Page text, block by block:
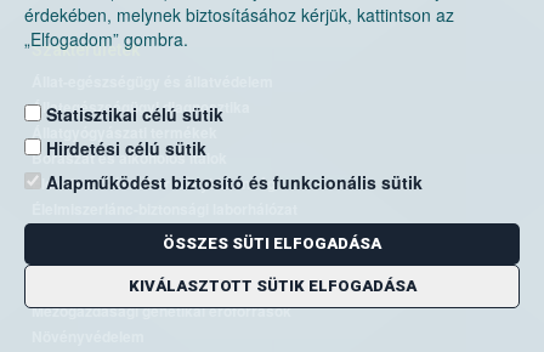
érdekében, melynek biztosításához kérjük, kattintson az
„Elfogadom” gombra.
Statisztikai célú sütik
Hirdetési célú sütik
Alapműködést biztosító és funkcionális sütik
ÖSSZES SÜTI ELFOGADÁSA
KIVÁLASZTOTT SÜTIK ELFOGADÁSA
Szakterületek
Állategészségügyi diagnosztika
Borászat és alkoholos italok
Élelmiszer- és takarmánybiztonság
Kockázatkezelés
Mezőgazdasági genetikai erőforrások